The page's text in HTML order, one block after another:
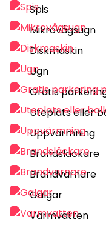
Spis
Mikrovågsugn
Diskmaskin
Ugn
Gratis
Uteplats eller
Uppvärmning
Brandsläckare
Brandvarnare
Galgar
Varmvatten